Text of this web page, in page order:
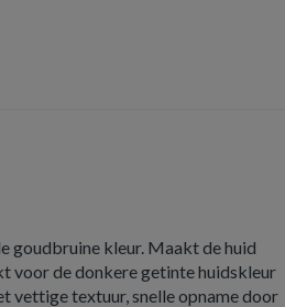
goudbruine kleur. Maakt de huid
voor de donkere getinte huidskleur
vettige textuur, snelle opname door